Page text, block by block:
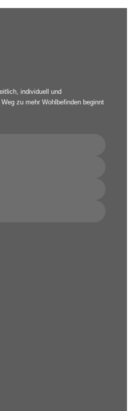
individuell und
zu mehr Wohlbefinden beginnt